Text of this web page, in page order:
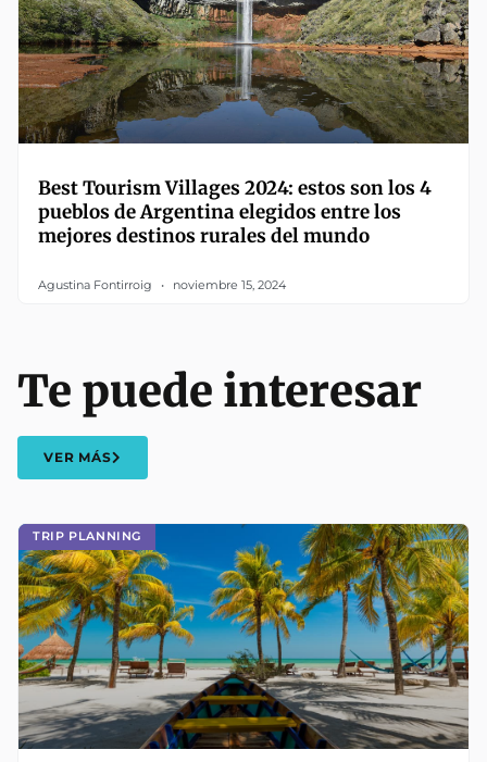
Best Tourism Villages 2024: estos son los 4
pueblos de Argentina elegidos entre los
mejores destinos rurales del mundo
Agustina Fontirroig noviembre 15, 2024
TRIP PLANNING
Te puede interesar
VER MÁS